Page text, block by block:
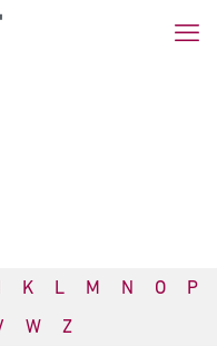
K L M N O
P
W Z